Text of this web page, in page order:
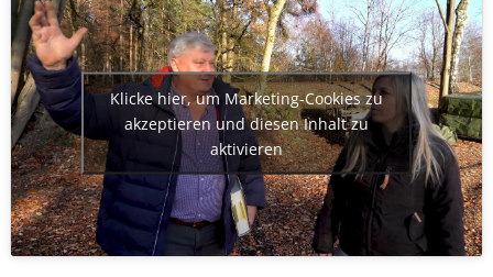
Klicke hier, um Marketing-Cookies zu
akzeptieren und diesen Inhalt zu
aktivieren